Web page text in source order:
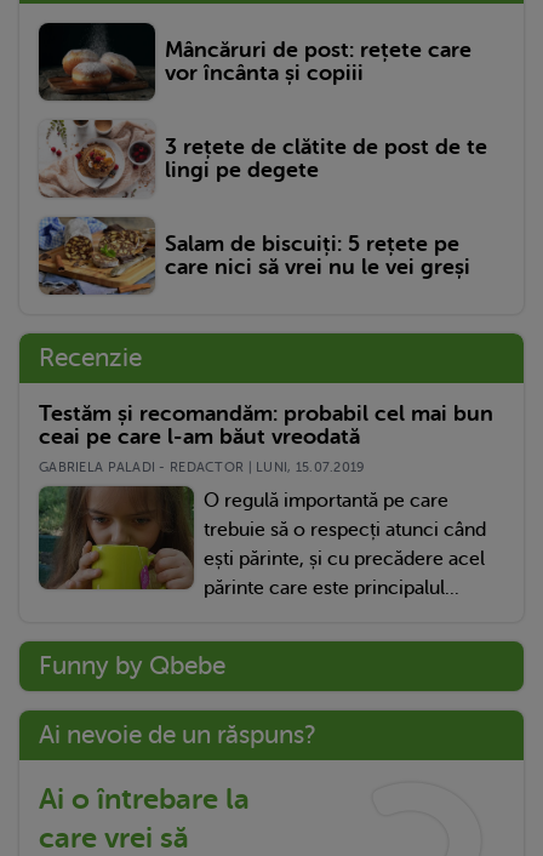
Mâncăruri de post: rețete care
vor încânta și copiii
3 rețete de clătite de post de te
lingi pe degete
Salam de biscuiți: 5 rețete pe
care nici să vrei nu le vei greși
Recenzie
Testăm și recomandăm: probabil cel mai bun
ceai pe care l-am băut vreodată
GABRIELA PALADI - REDACTOR | LUNI, 15.07.2019
O regulă importantă pe care
trebuie să o respecți atunci când
ești părinte, și cu precădere acel
părinte care este principalul...
Funny by Qbebe
Ai nevoie de un răspuns?
Ai o întrebare la
care vrei să